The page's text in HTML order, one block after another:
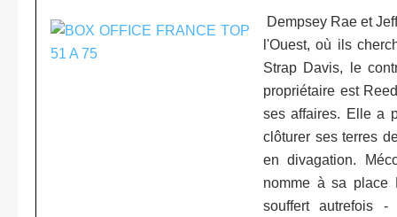
Dempsey Rae et
l'Ouest, où ils
Strap Davis, le
propriétaire est
ses affaires. Elle a
clôturer ses terres
en divagation.
nomme à sa place
souffert autrefois